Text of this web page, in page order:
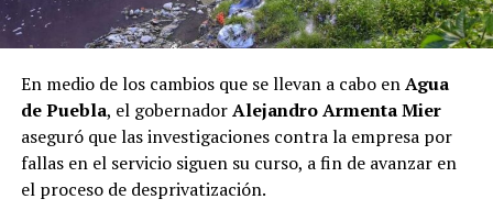
En medio de los cambios que se llevan a cabo enAgua
de Puebla, el gobernadorAlejandro Armenta Mier
aseguró que las investigaciones contra la empresa por
fallas en el servicio siguen su curso, a fin de avanzar en
el proceso de desprivatización.